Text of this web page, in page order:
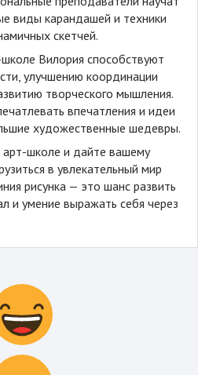
виды карандашей и техники
скетчей.
Вилория способствуют
улучшению координации
творческого мышления.
впечатления и идеи
художественные шедевры.
арт-школе и дайте вашему
в увлекательный мир
рисунка — это шанс развить
и умение выражать себя через